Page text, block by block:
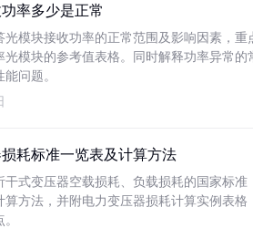
率多少是正常
光模块接收功率的正常范围及影响因素，
光模块的参考值表格。同时解释功率异常
问题。
耗标准一览表及计算方法
干式变压器空载损耗、负载损耗的国家标准
算方法，并附电力变压器损耗计算实例表